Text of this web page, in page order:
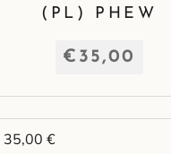
(PL) PHEW
€35,00
35,00 €